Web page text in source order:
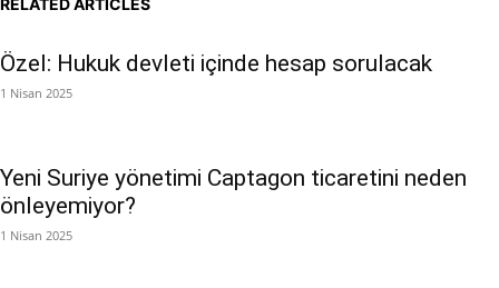
Özel: Hukuk devleti içinde hesap sorulacak
1 Nisan 2025
Yeni Suriye yönetimi Captagon ticaretini neden
önleyemiyor?
1 Nisan 2025